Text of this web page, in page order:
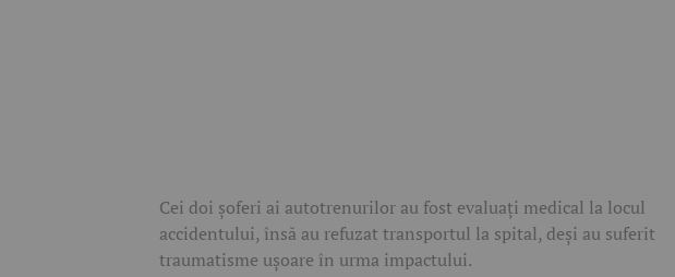
Cei doi șoferi ai autotrenurilor au fost evaluați medical la locul
accidentului, însă au refuzat transportul la spital, deși au suferit
traumatisme ușoare în urma impactului.